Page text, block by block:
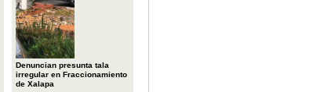
Denuncian presunta tala
irregular en Fraccionamiento
de Xalapa